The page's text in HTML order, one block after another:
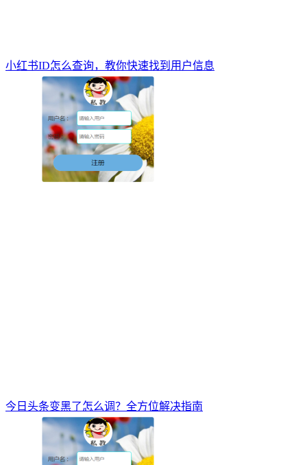
小红书ID怎么查询，教你快速找到用户信息
今日头条变黑了怎么调？全方位解决指南